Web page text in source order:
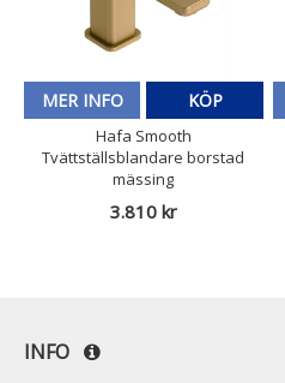
MER INFO KÖP
Hafa Smooth
Tvättställsblandare borstad
mässing
3.810 kr
INFO